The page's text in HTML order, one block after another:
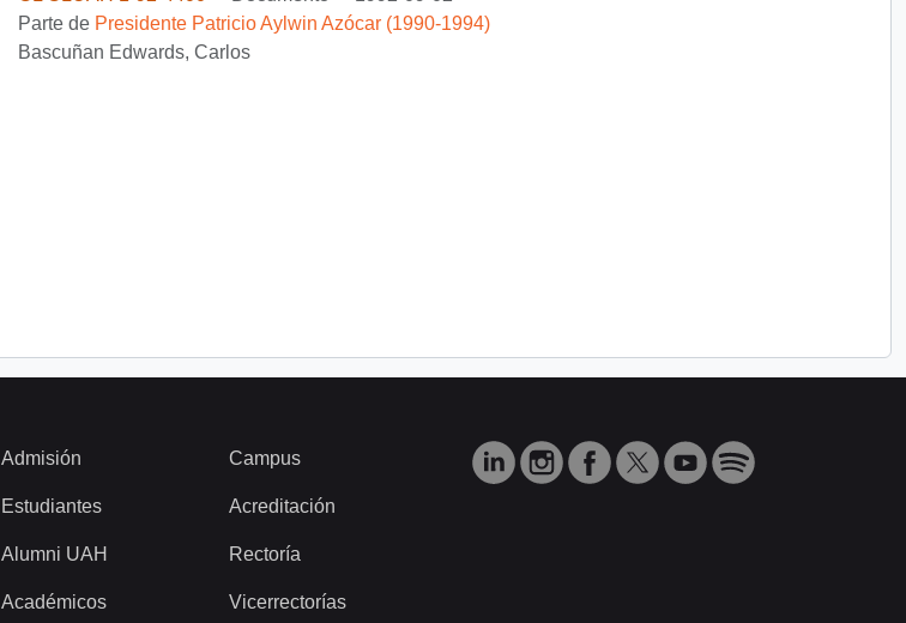
Parte de Presidente Patricio Aylwin Azócar (1990-1994)
Bascuñan Edwards, Carlos
Admisión
Estudiantes
Alumni UAH
Académicos
Campus
Acreditación
Rectoría
Vicerrectorías